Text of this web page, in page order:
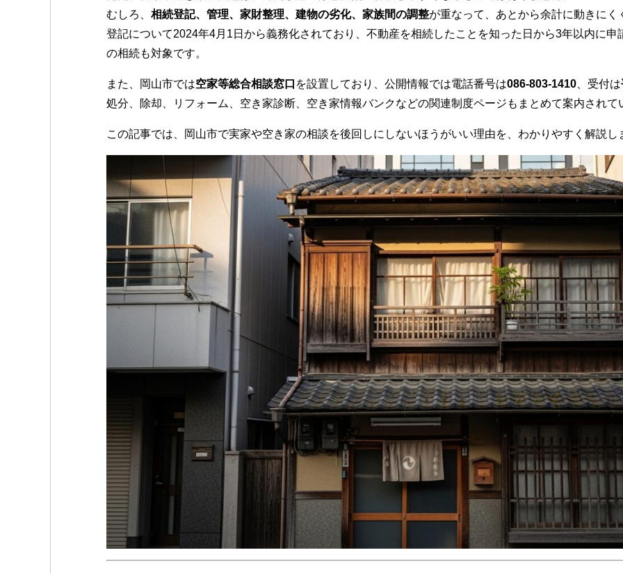
k
むしろ、 相続登記、管理、家財整理、建物の劣化、家族間の調整が重なって、あとから余計に動きに
登記について2024年4月1日から義務化されており、不動産を相続したことを知った日から3年以内に
の相続も対象です。
また、岡山市では空家等総合相談窓口 を設置しており、公開情報では電話番号は086-803-1410 、受付は
処分、除却、リフォーム、空き家診断、空き家情報バンクなどの関連制度ページもまとめて案内されて
この記事では、岡山市で実家や空き家の相談を後回しにしないほうがいい理由を、わかりやすく解説し